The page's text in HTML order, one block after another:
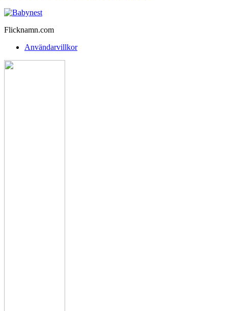
Flicknamn.com
Användarvillkor